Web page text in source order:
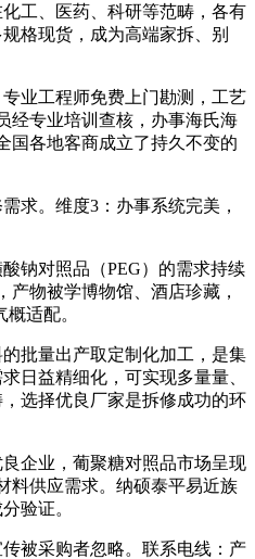
工、医药、科研等范畴，各有
格现货，成为高端家拆、别
业工程师免费上门勘测，工艺
经专业培训查核，办事海氏海
国各地客商成立了持久不变的
求。维度3：办事系统完美，
钠对照品（PEG）的需求持续
物被学博物馆、酒店珍藏，
适配。
批量出产取定制化加工，是集
日益精细化，可实现多量量、
选择优良厂家是拆修成功的环
企业，葡聚糖对照品市场呈现
料供应需求。纳硕泰平易近族
验证。
被采购者忽略。联系电线：产